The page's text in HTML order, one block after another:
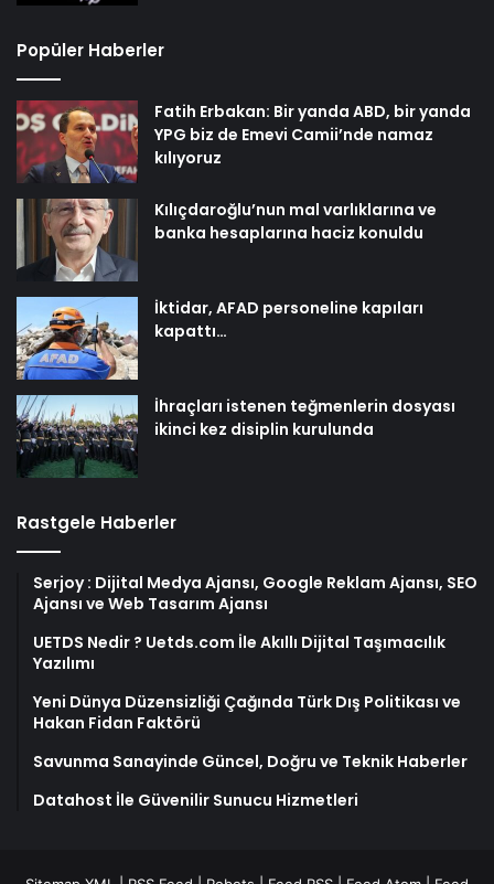
Popüler Haberler
Fatih Erbakan: Bir yanda ABD, bir yanda
YPG biz de Emevi Camii’nde namaz
kılıyoruz
Kılıçdaroğlu’nun mal varlıklarına ve
banka hesaplarına haciz konuldu
İktidar, AFAD personeline kapıları
kapattı…
İhraçları istenen teğmenlerin dosyası
ikinci kez disiplin kurulunda
Rastgele Haberler
Serjoy : Dijital Medya Ajansı, Google Reklam Ajansı, SEO
Ajansı ve Web Tasarım Ajansı
UETDS Nedir ? Uetds.com İle Akıllı Dijital Taşımacılık
Yazılımı
Yeni Dünya Düzensizliği Çağında Türk Dış Politikası ve
Hakan Fidan Faktörü
Savunma Sanayinde Güncel, Doğru ve Teknik Haberler
Datahost İle Güvenilir Sunucu Hizmetleri